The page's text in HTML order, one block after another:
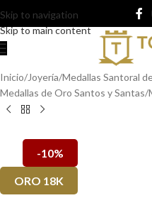
Skip to navigation
Skip to main content
Inicio/Joyería/Medallas Santoral
Medallas de Oro Santos y Santas/
-10%
ORO 18K